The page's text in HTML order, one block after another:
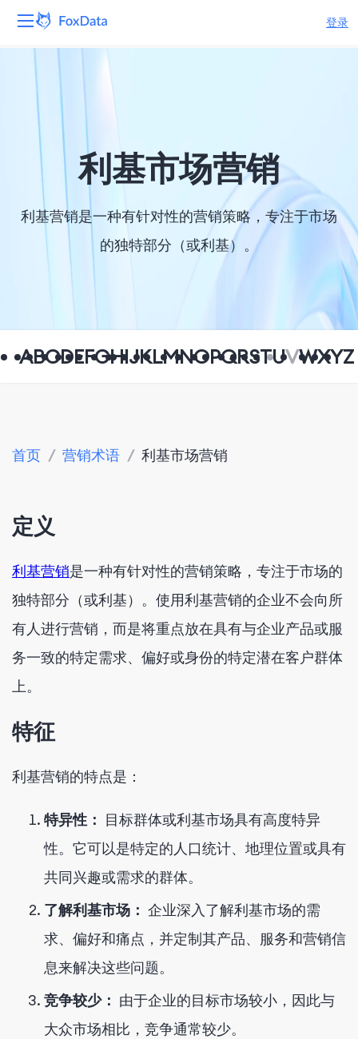
登录
产品
解决方案 利基市场营销
利基营销是一种有针对性的营销策略，专注于市场
的独特部分（或利基）。
ABCDEFGHIJKLMNOPQRSTUVWXYZ
首页 / 营销术语 / 利基市场营销
定义
利基营销是一种有针对性的营销策略，专注于市场的
独特部分（或利基）。使用利基营销的企业不会向所
有人进行营销，而是将重点放在具有与企业产品或服
务一致的特定需求、偏好或身份的特定潜在客户群体
上。
特征
利基营销的特点是：
特异性： 目标群体或利基市场具有高度特异
性。它可以是特定的人口统计、地理位置或具有
共同兴趣或需求的群体。
了解利基市场： 企业深入了解利基市场的需
求、偏好和痛点，并定制其产品、服务和营销信
息来解决这些问题。
竞争较少： 由于企业的目标市场较小，因此与
大众市场相比，竞争通常较少。